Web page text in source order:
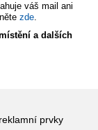
váš mail ani
zde.
a dalších
prvky